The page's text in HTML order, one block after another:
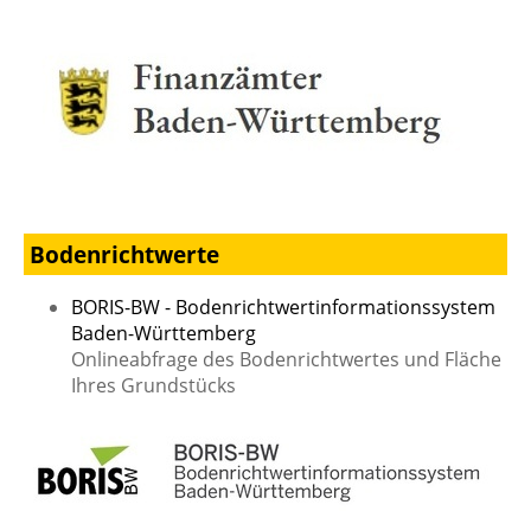
Bodenrichtwerte
BORIS-BW - Bodenrichtwertinformationssystem
Baden-Württemberg
Onlineabfrage des Bodenrichtwertes und Fläche
Ihres Grundstücks